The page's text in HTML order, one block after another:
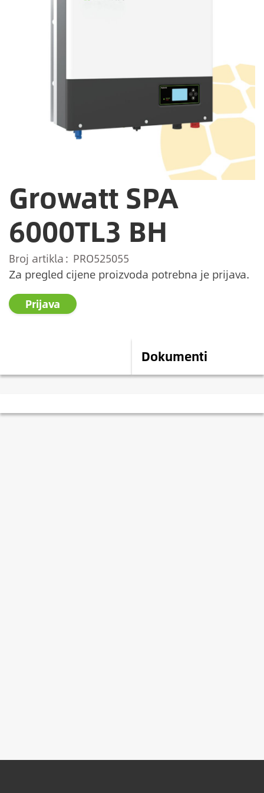
Growatt SPA
6000TL3 BH
Broj artikla
PRO525055
Za pregled cijene proizvoda potrebna je prijava.
Prijava
Dokumenti